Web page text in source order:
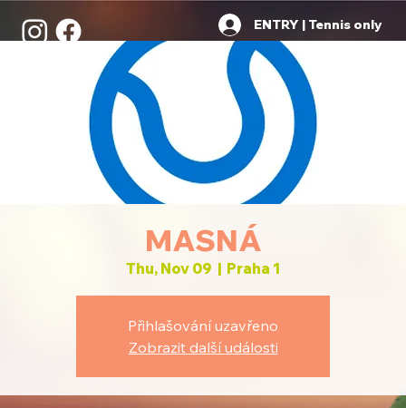
ENTRY | Tennis only
MASNÁ
Thu, Nov 09
  |
Praha 1
Přihlašování uzavřeno
Zobrazit další události